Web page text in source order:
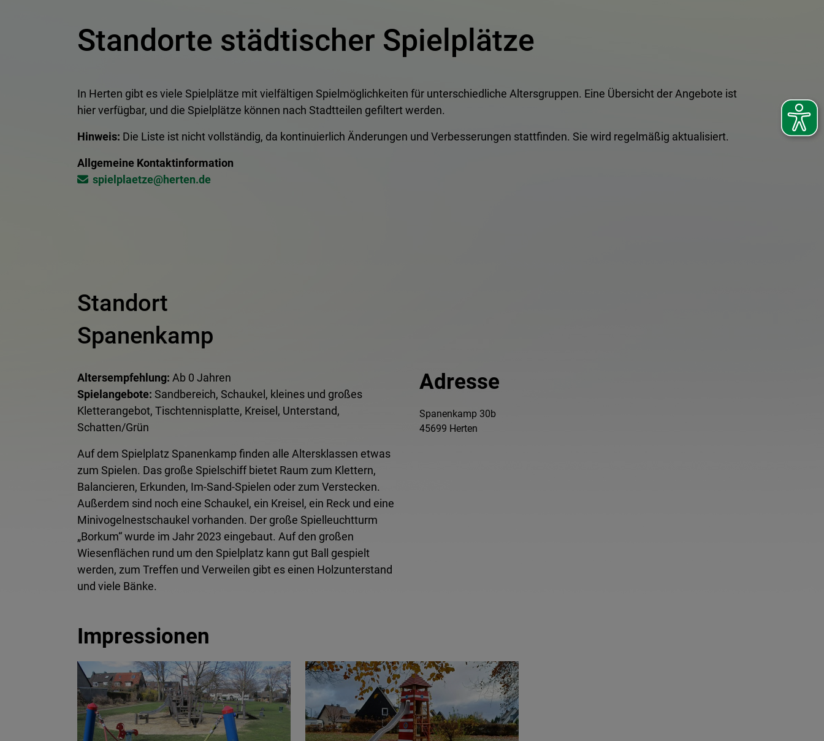
Standorte städtischer Spielplätze
In Herten gibt es viele Spielplätze mit vielfältigen Spielmöglichkeiten für unterschiedliche Altersgruppen. Eine Übersicht der Angebote ist
hier verfügbar, und die Spielplätze können nach Stadtteilen gefiltert werden.
Hinweis: Die Liste ist nicht vollständig, da kontinuierlich Änderungen und Verbesserungen stattfinden. Sie wird regelmäßig aktualisiert.
Allgemeine Kontaktinformation
spielplaetze@​herten.de
Standort
Spanenkamp
Altersempfehlung: Ab 0 Jahren
Spielangebote: Sandbereich, Schaukel, kleines und großes
Kletterangebot, Tischtennisplatte, Kreisel, Unterstand,
Schatten/Grün
Auf dem Spielplatz Spanenkamp finden alle Altersklassen etwas
zum Spielen. Das große Spielschiff bietet Raum zum Klettern,
Balancieren, Erkunden, Im-Sand-Spielen oder zum Verstecken.
Außerdem sind noch eine Schaukel, ein Kreisel, ein Reck und eine
Minivogelnestschaukel vorhanden. Der große Spielleuchtturm
„Borkum“ wurde im Jahr 2023 eingebaut. Auf den großen
Wiesenflächen rund um den Spielplatz kann gut Ball gespielt
werden, zum Treffen und Verweilen gibt es einen Holzunterstand
und viele Bänke.
Adresse
Spanenkamp 30b
45699 Herten
Impressionen